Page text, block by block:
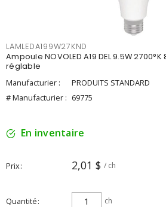
LAMLEDA199W27KND
Ampoule NOVOLED A19 DEL 9.5W
réglable
Manufacturier :
PRODUITS STANDARD
# Manufacturier : 69775
En inventaire
Prix 2,01 $ / ch
Quantité ch